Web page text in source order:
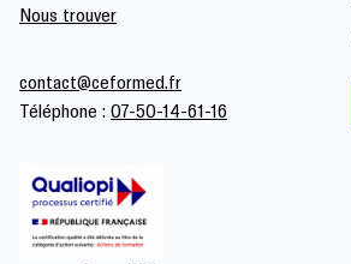
Nous trouver
contact@ceformed.fr
Téléphone : 07-50-14-61-16